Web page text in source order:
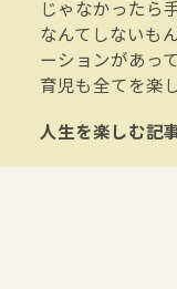
じゃなかったら
なんてしないも
ーションがあっ
育児も全てを楽
人生を楽しむ記